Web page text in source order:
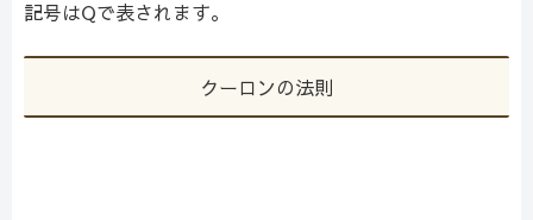
記号はQで表されます。
クーロンの法則